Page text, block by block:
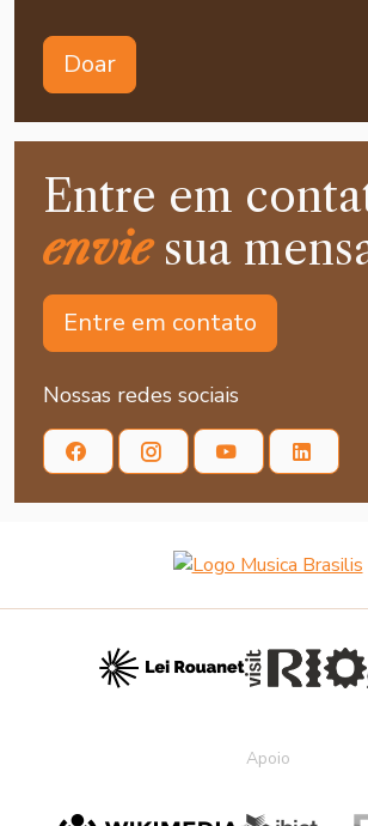
Doar
Entre em
enviesua
Entre em contato
Nossas redes sociais
Apoio